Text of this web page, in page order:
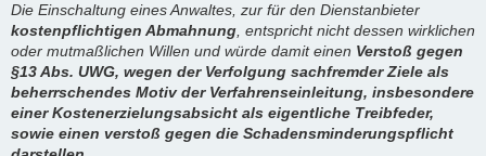
Die Einschaltung eines Anwaltes, zur für den Dienstanbieter
kostenpflichtigen Abmahnung , entspricht nicht dessen wirklichen
oder mutmaßlichen Willen und würde damit einen Verstoß gegen
§13 Abs. UWG, wegen der Verfolgung sachfremder Ziele als
beherrschendes Motiv der Verfahrenseinleitung, insbesondere
einer Kostenerzielungsabsicht als eigentliche Treibfeder,
sowie einen verstoß gegen die Schadensminderungspflicht